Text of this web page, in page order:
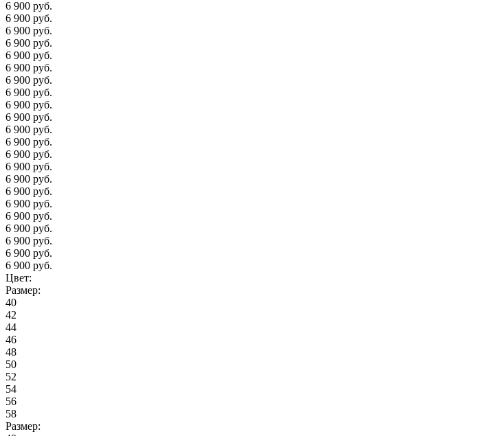
6 900 руб.
6 900 руб.
6 900 руб.
6 900 руб.
6 900 руб.
6 900 руб.
6 900 руб.
6 900 руб.
6 900 руб.
6 900 руб.
6 900 руб.
6 900 руб.
6 900 руб.
6 900 руб.
6 900 руб.
6 900 руб.
6 900 руб.
6 900 руб.
6 900 руб.
6 900 руб.
6 900 руб.
6 900 руб.
Цвет:
Размер:
40
42
44
46
48
50
52
54
56
58
Размер: